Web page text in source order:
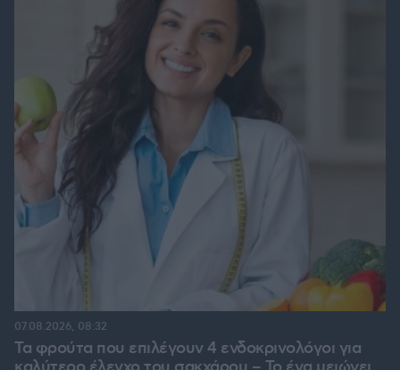
Τα φρούτα που επιλέγουν 4 ενδοκρινολόγοι για
07.08.2026, 08:32